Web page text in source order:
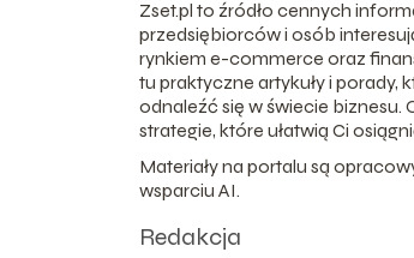
Zset.pl to źródło cennych
przedsiębiorców i osób
rynkiem e-commerce oraz
tu praktyczne artykuły i porady,
odnaleźć się w świecie biznesu.
strategie, które ułatwią Ci
Materiały na portalu są
wsparciu AI.
Redakcja